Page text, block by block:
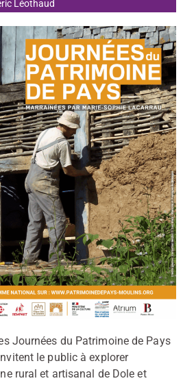
Léothaud
Journées du Patrimoine de Pays
le public à explorer
rural et artisanal de Dole et